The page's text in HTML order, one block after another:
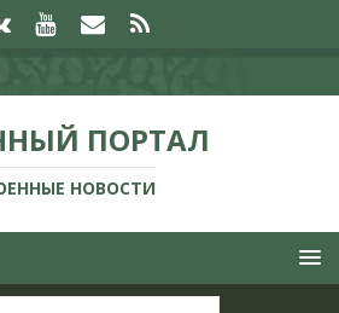
ПОРТАЛ
НОВОСТИ